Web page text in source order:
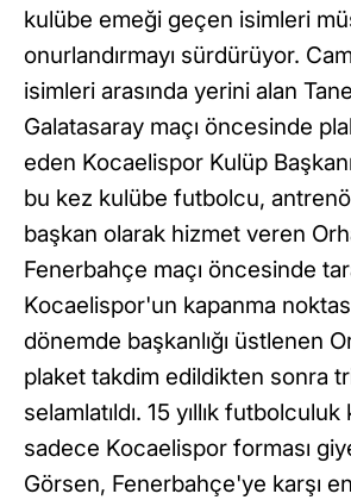
kulübe emeği geçen isimleri
onurlandırmayı sürdürüyor.
isimleri arasında yerini alan
Galatasaray maçı öncesinde
eden Kocaelispor Kulüp
bu kez kulübe futbolcu,
başkan olarak hizmet veren
Fenerbahçe maçı öncesinde
Kocaelispor'un kapanma
dönemde başkanlığı üstlenen
plaket takdim edildikten sonra
selamlatıldı. 15 yıllık
sadece Kocaelispor forması
Görsen, Fenerbahçe'ye karşı